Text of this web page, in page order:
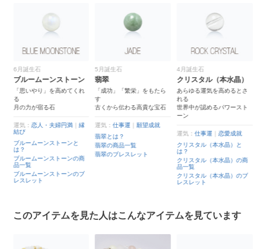
6月誕生石
ブルームーンストーン
「思いやり」を高めてくれ
る
月の力が宿る石
運気： 恋人・夫婦円満｜縁
結び
ブルームーンストーンと
は？
ブルームーンストーンの商
品一覧
ブルームーンストーンのブ
レスレット
5月誕生石
翡翠
「成功」「繁栄」をもたら
す
古くから伝わる高貴な宝石
運気：仕事運
願望成就
翡翠とは？
翡翠の商品一覧
翡翠のブレスレット
4月誕生石
クリスタル（本水晶）
あらゆる運気を高めるとさ
れる
世界中が認めるパワースト
ーン
運気：仕事運
恋愛成就
クリスタル（本水晶）と
は？
クリスタル（本水晶）の商
品一覧
クリスタル（本水晶）のブ
レスレット
このアイテムを見た人はこんなアイテムを見ています